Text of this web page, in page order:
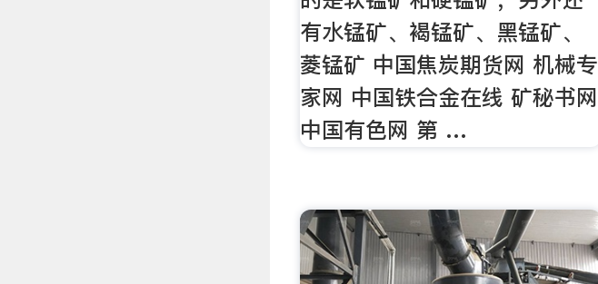
有水锰矿、褐锰矿、黑锰矿、
菱锰矿 中国焦炭期货网 机械专
家网 中国铁合金在线 矿秘书网
中国有色网 第 …